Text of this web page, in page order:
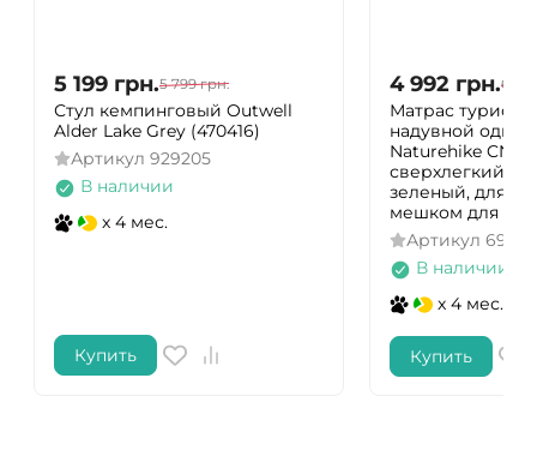
5 199 грн.5 799 грн.
Стул кемпинговый Outwell
Alder Lake Grey (470416)
Артикул 929205
В наличии
x 4 мес.
Купить
4 992 грн.6
Матрас
надувной
Naturehike
сверхлегкий,
зеленый, для
мешком для
Артикул
В наличии
x 4 мес.
Купить